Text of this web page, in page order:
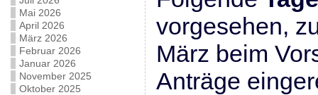
Mai 2026
April 2026
März 2026
Februar 2026
Januar 2026
November 2025
Oktober 2025
vorgesehen,
März beim
Anträge